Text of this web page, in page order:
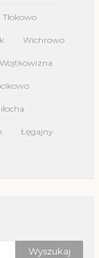
Tłokowo
Wichrowo
Wojtkowizna
Łęgajny